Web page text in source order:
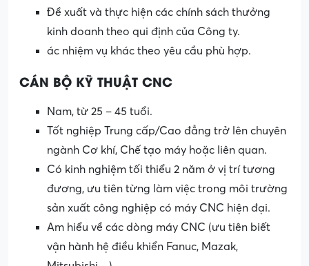
Đề xuất và thực hiện các chính sách thưởng
kinh doanh theo qui định của Công ty.
ác nhiệm vụ khác theo yêu cầu phù hợp.
CÁN BỘ KỸ THUẬT CNC
Nam, từ 25 – 45 tuổi.
Tốt nghiệp Trung cấp/Cao đẳng trở lên chuyên
ngành Cơ khí, Chế tạo máy hoặc liên quan.
Có kinh nghiệm tối thiểu 2 năm ở vị trí tương
đương, ưu tiên từng làm việc trong môi trường
sản xuất công nghiệp có máy CNC hiện đại.
Am hiểu về các dòng máy CNC (ưu tiên biết
vận hành hệ điều khiển Fanuc, Mazak,